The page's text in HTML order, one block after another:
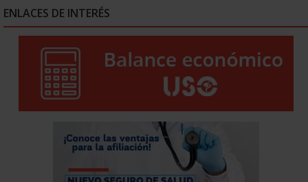
ENLACES DE INTERÉS